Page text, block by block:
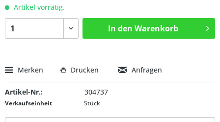
Artikel vorrätig.
In den Warenkorb
Merken Drucken Anfragen
Artikel-Nr.: 304737
Verkaufseinheit Stück